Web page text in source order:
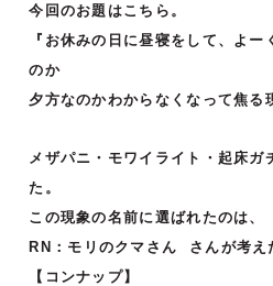
今回のお題はこちら。
『お休みの日に昼寝をして、よ
のか
夕方なのかわからなくなって焦る
メザパニ・モワイライト・起床ガ
た。
この現象の名前に選ばれたのは、
RN： モリのクマさん さんが考え
【コンナップ】